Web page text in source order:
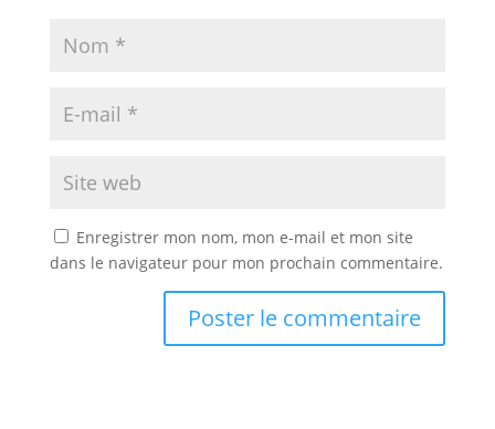
Enregistrer mon nom, mon e-mail et mon site
dans le navigateur pour mon prochain commentaire.